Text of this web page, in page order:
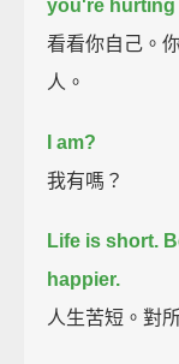
you're hurting
看看你自己。
人。
I am?
我有嗎？
Life is short.
happier.
人生苦短。對